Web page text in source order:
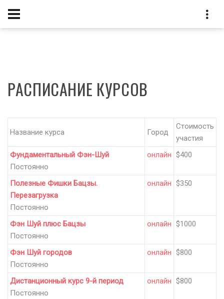
РАСПИСАНИЕ КУРСОВ
Название курса Город
Стоимость
участия
Фундаментальный Фэн-Шуй
Постоянно
онлайн $400
Полезные Фишки Бацзы.
Перезагрузка
Постоянно
онлайн $350
Фэн Шуй плюс Бацзы
Постоянно
онлайн $1000
Фэн Шуй городов
Постоянно
онлайн $800
Дистанционный курс 9-й период
Постоянно
онлайн $800